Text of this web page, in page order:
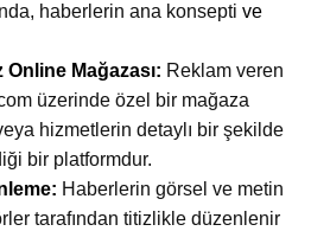
haberlerin ana konsepti ve
Mağazası: Reklam veren
üzerinde özel bir mağaza
hizmetlerin detaylı bir şekilde
bir platformdur.
Haberlerin görsel ve metin
tarafından titizlikle düzenlenir